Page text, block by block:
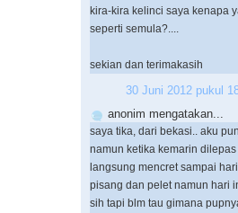
kira-kira kelinci saya kenapa
seperti semula?....
sekian dan terimakasih
30 Juni 2012 pukul
anonim mengatakan...
saya tika, dari bekasi.. aku
namun ketika kemarin
langsung mencret sampai
pisang dan pelet namun hari
sih tapi blm tau gimana